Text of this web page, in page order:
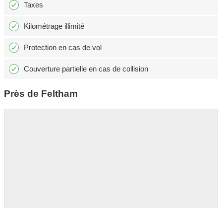
Taxes
Kilométrage illimité
Protection en cas de vol
Couverture partielle en cas de collision
Près de Feltham